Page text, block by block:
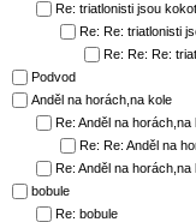
Re: triatlonisti jsou
Re: Re: triatlonisti
Re: Re: Re:
Podvod
Anděl na horách,na kole
Re: Anděl na horách,na
Re: Re: Anděl na
Re: Anděl na horách,na
bobule
Re: bobule